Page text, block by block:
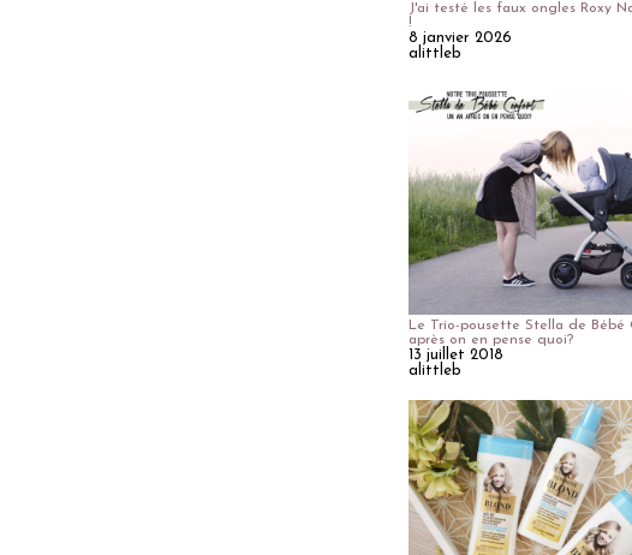
J'ai testé les faux ongles Roxy
!
8 janvier 2026
alittleb
Le Trio-pousette Stella de Bébé
après on en pense quoi?
13 juillet 2018
alittleb